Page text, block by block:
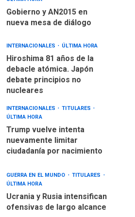
Gobierno y AN2015 en
nueva mesa de diálogo
INTERNACIONALES ÚLTIMA HORA
Hiroshima 81 años de la
debacle atómica. Japón
debate principios no
nucleares
INTERNACIONALES
TITULARES
ÚLTIMA HORA
Trump vuelve intenta
nuevamente limitar
ciudadanía por nacimiento
GUERRA EN EL MUNDO
TITULARES
ÚLTIMA HORA
Ucrania y Rusia intensifican
ofensivas de largo alcance